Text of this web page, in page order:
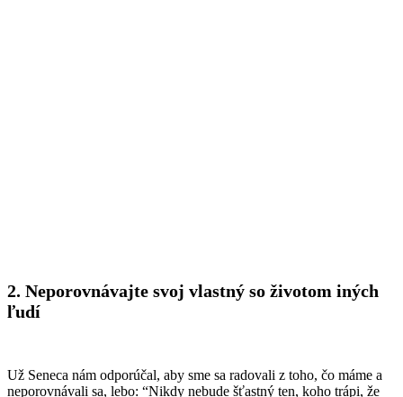
2. Neporovnávajte svoj vlastný so životom iných
ľudí
Už Seneca nám odporúčal, aby sme sa radovali z toho, čo máme a
neporovnávali sa, lebo: “Nikdy nebude šťastný ten, koho trápi, že